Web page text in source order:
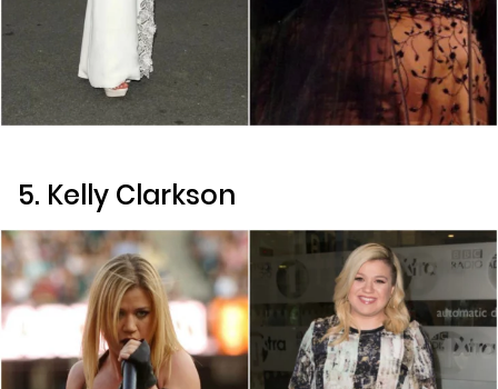
5. Kelly Clarkson